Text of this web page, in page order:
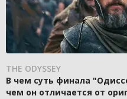
THE ODYSSEY
В чем суть финала
чем он отличается от